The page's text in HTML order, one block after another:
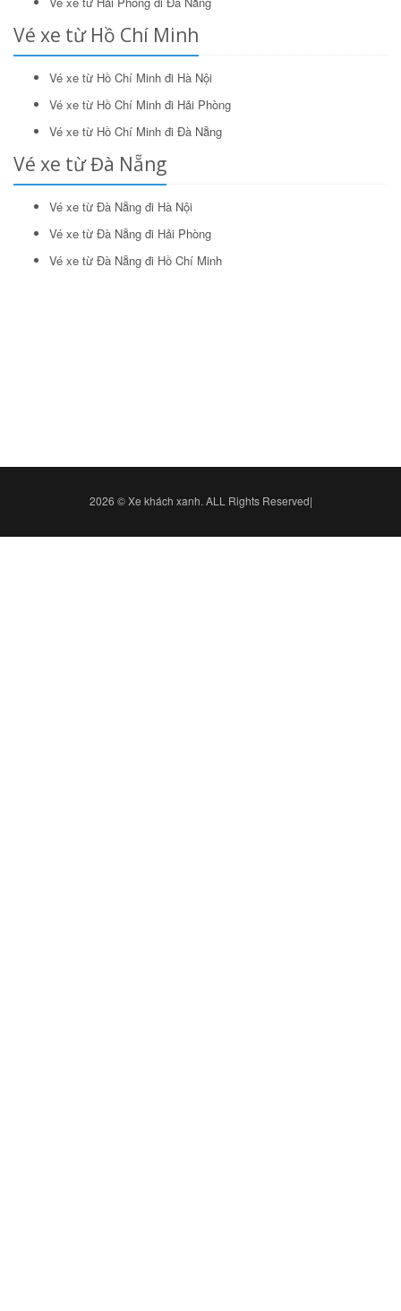
Vé xe từ Hồ Chí Minh
Vé xe từ Hồ Chí Minh đi Hà Nội
Vé xe từ Hồ Chí Minh đi Hải Phòng
Vé xe từ Hồ Chí Minh đi Đà Nẵng
Vé xe từ Đà Nẵng
Vé xe từ Đà Nẵng đi Hà Nội
Vé xe từ Đà Nẵng đi Hải Phòng
Vé xe từ Đà Nẵng đi Hồ Chí Minh
2026 © Xe khách xanh. ALL Rights Reserved|